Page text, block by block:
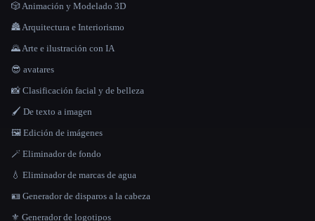
🎲 Animación y Modelado 3D
🏯 Arquitectura e Interiorismo
🌄 Arte e ilustración con IA
😎 avatares
📸 Clasificación facial y de belleza
🖌️ De texto a imagen
🖼️ Edición de imágenes
🪄 Eliminador de fondo
💧 Eliminador de marcas de agua
🪪 Generador de disparos a la cabeza
⚜️ Generador de logotipos